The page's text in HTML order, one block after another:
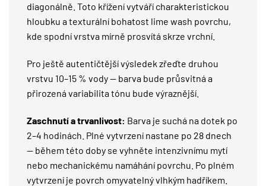
diagonálně. Toto křížení vytváří charakteristickou
hloubku a texturální bohatost lime wash povrchu,
kde spodní vrstva mírně prosvítá skrze vrchní.
Pro ještě autentičtější výsledek zřeďte druhou
vrstvu 10–15 % vody — barva bude průsvitná a
přirozená variabilita tónu bude výraznější.
Zaschnutí a trvanlivost: Barva je suchá na dotek po
2–4 hodinách. Plné vytvrzení nastane po 28 dnech
— během této doby se vyhněte intenzivnímu mytí
nebo mechanickému namáhání povrchu. Po plném
vytvrzení je povrch omyvatelný vlhkým hadříkem.